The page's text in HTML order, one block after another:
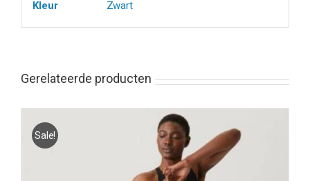
Kleur
Zwart
Gerelateerde producten
Sale!